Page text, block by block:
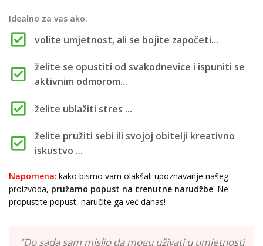
Idealno za vas ako:
volite umjetnost, ali se bojite započeti...
želite se opustiti od svakodnevice i ispuniti se
aktivnim odmorom...
želite ublažiti stres ...
želite pružiti sebi ili svojoj obitelji kreativno
iskustvo ...
Napomena: kako bismo vam olakšali upoznavanje našeg
proizvoda, pružamo popust na trenutne narudžbe. Ne
propustite popust, naručite ga već danas!
"Do sada sam mislio da mogu uživati u umjetnosti